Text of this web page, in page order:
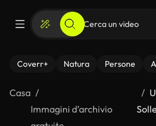
Coverr+ Natura Persone
Casa
Immagini d’archivio